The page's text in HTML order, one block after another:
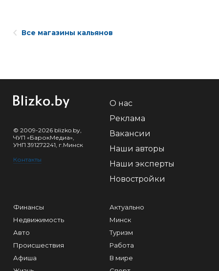
Все магазины кальянов
© 2009-2026 blizko.by,
ЧУП «БарокМедиа»,
УНП 391272241, г.Минск
Контакты
О нас
Реклама
Вакансии
Наши авторы
Наши эксперты
Новостройки
Финансы
Недвижимость
Авто
Происшествия
Афиша
Актуально
Минск
Туризм
Работа
В мире